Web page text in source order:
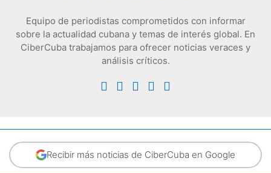
Equipo de periodistas comprometidos con informar
sobre la actualidad cubana y temas de interés global. En
CiberCuba trabajamos para ofrecer noticias veraces y
análisis críticos.
Recibir más noticias de CiberCuba en Google